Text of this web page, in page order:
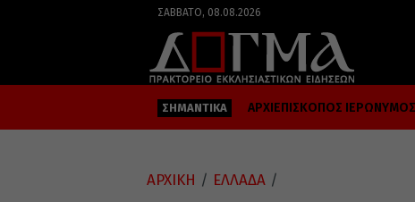
ΣΆΒΒΑΤΟ, 08.08.2026
ΣΗΜΑΝΤΙΚΑ ΑΡΧΙΕΠΙΣΚΟΠΟΣ ΙΕΡΩΝΥΜΟΣ
ΑΡΧΙΚΗ / ΕΛΛΑΔΑ /